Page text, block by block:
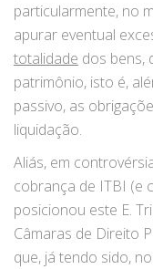
particularmente, no
apurar eventual
totalidade dos bens,
patrimônio, isto é,
passivo, as
liquidação.
Aliás, em
cobrança de ITBI (e
posicionou este E.
Câmaras de Direito
que, já tendo sido,